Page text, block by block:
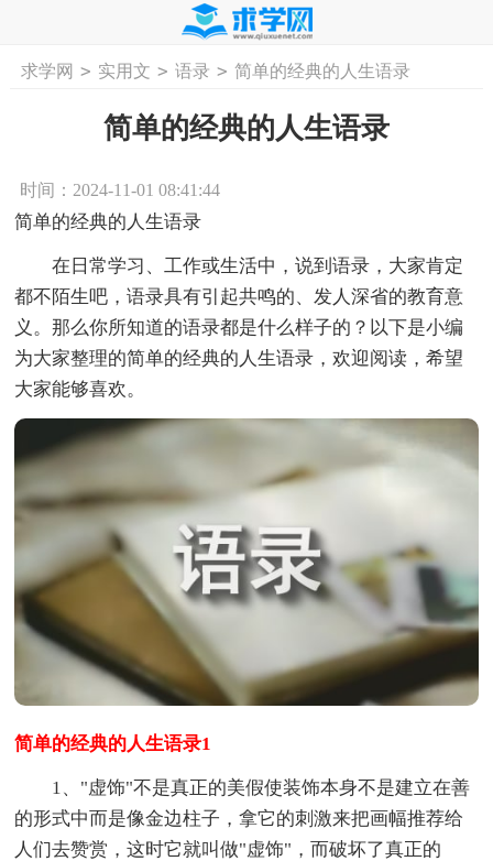
首页 工作计划 活动计划 学习计划
求学网 > 实用文 > 语录 > 简单的经典的人生语录
简单的经典的人生语录
时间：2024-11-01 08:41:44
简单的经典的人生语录
在日常学习、工作或生活中，说到语录，大家肯定
都不陌生吧，语录具有引起共鸣的、发人深省的教育意
义。那么你所知道的语录都是什么样子的？以下是小编
为大家整理的简单的经典的人生语录，欢迎阅读，希望
大家能够喜欢。
简单的经典的人生语录1
1、"虚饰"不是真正的美假使装饰本身不是建立在善
的形式中而是像金边柱子，拿它的刺激来把画幅推荐给
人们去赞赏，这时它就叫做"虚饰"，而破坏了真正的